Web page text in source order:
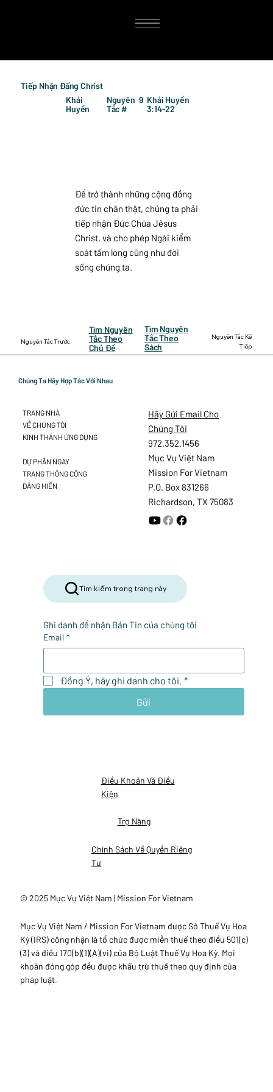
Nguyên Tắc Trước
Tìm Nguyên
Tắc Theo
Chủ Đề
Tìm Nguyên
Tắc Theo
Sách
Nguyên Tắc Kế
Tiếp
Tiếp Nhận Đấng Christ
Khải
Huyền
Nguyên
Tắc #
9 Khải Huyền
3:14-22
Để trở thành những cộng đồng
đức tin chân thật, chúng ta phải
tiếp nhận Đức Chúa Jêsus
Christ, và cho phép Ngài kiểm
soát tấm lòng cũng như đời
sống chúng ta.
Chúng Ta Hãy Hợp Tác Với Nhau
Điều Khoản Và Điều
Kiện
Trợ Năng
Chính Sách Về Quyền Riêng
Tư
© 2025 Mục Vụ Việt Nam | Mission For Vietnam
Mục Vụ Việt Nam / Mission For Vietnam được Sở Thuế Vụ Hoa
Kỳ (IRS) công nhận là tổ chức được miễn thuế theo điều 501(c)
(3) và điều 170(b)(1)(A)(vi) của Bộ Luật Thuế Vụ Hoa Kỳ. Mọi
khoản đóng góp đều được khấu trừ thuế theo quy định của
pháp luật.
Tìm kiếm trong trang này
Ghi danh để nhận Bản Tin của chúng tôi
Email *
Đồng Ý, hãy ghi danh cho tôi. *
Gửi
Hãy Gửi Email Cho
Chúng Tôi
972.352.1456
Mục Vụ Việt Nam
Mission For Vietnam
P.O. Box 831266
Richardson, TX 75083
TRANG NHÀ
VỀ CHÚNG TÔI
KINH THÁNH ỨNG DỤNG
DỰ PHẦN NGAY
TRANG THÔNG CÔNG
DÂNG HIẾN